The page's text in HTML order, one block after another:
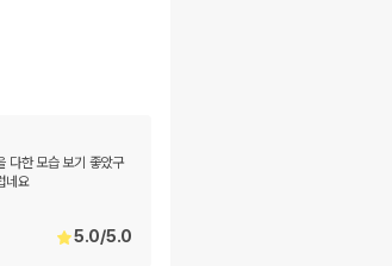
다한 모습 보기 좋았구
네요
5.0/5.0